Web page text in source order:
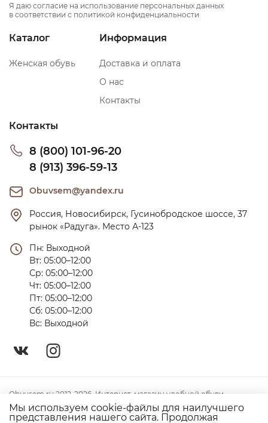
Я даю согласие на использование персональных данных
в соответствии с политикой конфиденциальности
Каталог
Женская обувь
Информация
Доставка и оплата
О нас
Контакты
Контакты
8 (800) 101-96-20
8 (913) 396-59-13
Obuvsem@yandex.ru
Россия, Новосибирск, Гусинобродское шоссе, 37
рынок «Радуга». Место А-123
Пн: Выходной
Вт: 05:00–12:00
Ср: 05:00–12:00
Чт: 05:00–12:00
Пт: 05:00–12:00
Сб: 05:00–12:00
Вс: Выходной
Obuvsem.ru 2012-2026. Интернет-магазин удобной обуви
Политика конфиденциальности
Мы используем cookie-файлы для наилучшего
представления нашего сайта. Продолжая